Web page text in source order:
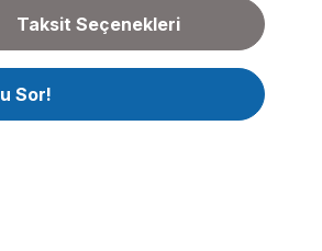
Taksit Seçenekleri
Sor!